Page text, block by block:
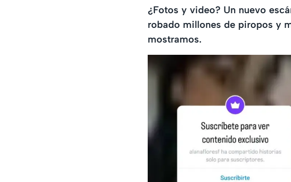
¿Fotos y video? Un nuevo
robado millones de piropos y
mostramos.